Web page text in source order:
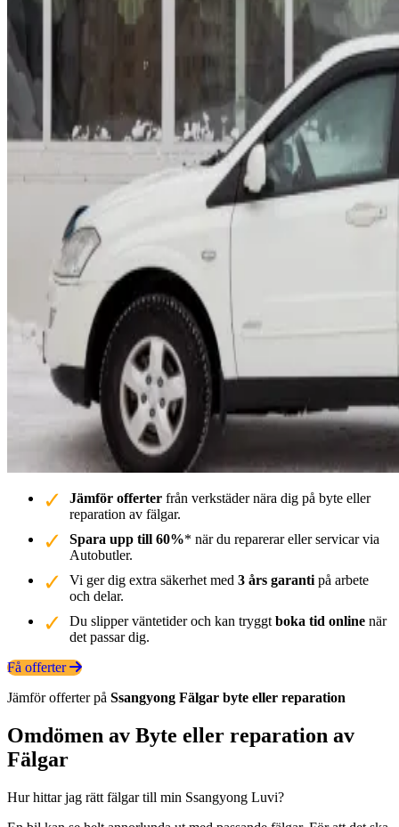
Jämför offerter från verkstäder nära dig på byte eller
reparation av fälgar.
Spara upp till 60%* när du reparerar eller servicar via
Autobutler.
Vi ger dig extra säkerhet med 3 års garanti på arbete
och delar.
Du slipper väntetider och kan tryggt boka tid online när
det passar dig.
Få offerter
Jämför offerter på Ssangyong Fälgar byte eller reparation
Omdömen av Byte eller reparation av
Fälgar
Hur hittar jag rätt fälgar till min Ssangyong Luvi?